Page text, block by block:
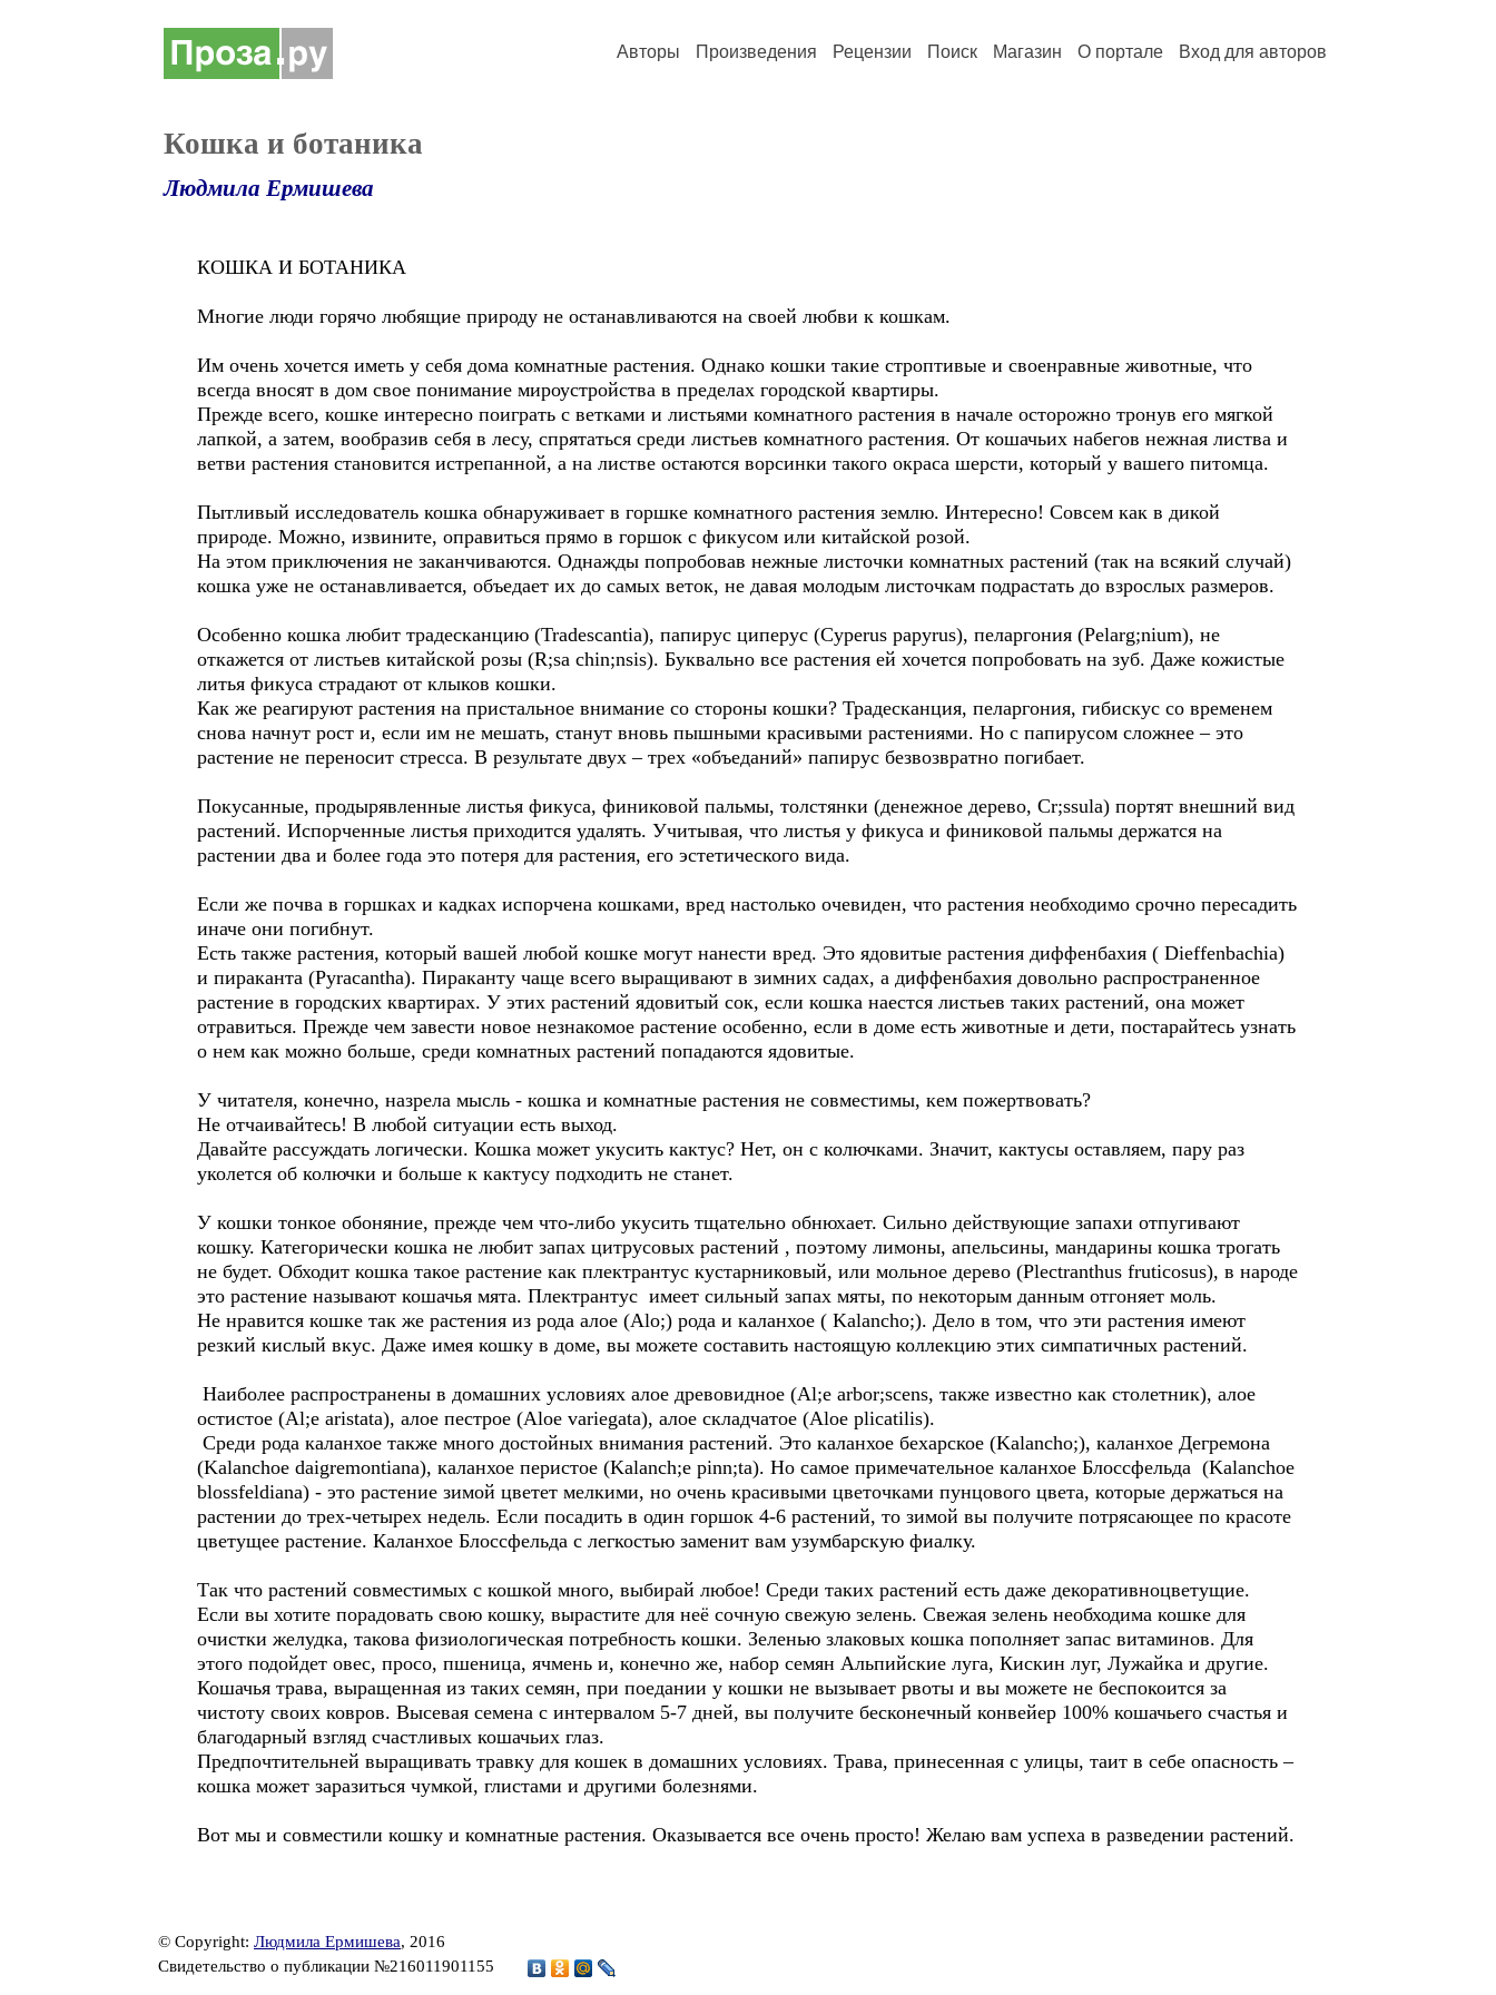
Авторы Произведения Рецензии Поиск Магазин О портале Вход для авторов
Кошка и ботаника
Людмила Ермишева
КОШКА И БОТАНИКА
Многие люди горячо любящие природу не останавливаются на своей любви к кошкам.
Им очень хочется иметь у себя дома комнатные растения. Однако кошки такие строптивые и своенравные животные, что
всегда вносят в дом свое понимание мироустройства в пределах городской квартиры.
Прежде всего, кошке интересно поиграть с ветками и листьями комнатного растения в начале осторожно тронув его мягкой
лапкой, а затем, вообразив себя в лесу, спрятаться среди листьев комнатного растения. От кошачьих набегов нежная листва и
ветви растения становится истрепанной, а на листве остаются ворсинки такого окраса шерсти, который у вашего питомца.
Пытливый исследователь кошка обнаруживает в горшке комнатного растения землю. Интересно! Совсем как в дикой
природе. Можно, извините, оправиться прямо в горшок с фикусом или китайской розой.
На этом приключения не заканчиваются. Однажды попробовав нежные листочки комнатных растений (так на всякий случай)
кошка уже не останавливается, объедает их до самых веток, не давая молодым листочкам подрастать до взрослых размеров.
Особенно кошка любит традесканцию (Tradescantia), папирус циперус (Cyperus papyrus), пеларгония (Pelarg;nium), не
откажется от листьев китайской розы (R;sa chin;nsis). Буквально все растения ей хочется попробовать на зуб. Даже кожистые
литья фикуса страдают от клыков кошки.
Как же реагируют растения на пристальное внимание со стороны кошки? Традесканция, пеларгония, гибискус со временем
снова начнут рост и, если им не мешать, станут вновь пышными красивыми растениями. Но с папирусом сложнее – это
растение не переносит стресса. В результате двух – трех «объеданий» папирус безвозвратно погибает.
Покусанные, продырявленные листья фикуса, финиковой пальмы, толстянки (денежное дерево, Cr;ssula) портят внешний вид
растений. Испорченные листья приходится удалять. Учитывая, что листья у фикуса и финиковой пальмы держатся на
растении два и более года это потеря для растения, его эстетического вида.
Если же почва в горшках и кадках испорчена кошками, вред настолько очевиден, что растения необходимо срочно пересадить
иначе они погибнут.
Есть также растения, который вашей любой кошке могут нанести вред. Это ядовитые растения диффенбахия ( Dieffenbachia)
и пираканта (Pyracantha). Пираканту чаще всего выращивают в зимних садах, а диффенбахия довольно распространенное
растение в городских квартирах. У этих растений ядовитый сок, если кошка наестся листьев таких растений, она может
отравиться. Прежде чем завести новое незнакомое растение особенно, если в доме есть животные и дети, постарайтесь узнать
о нем как можно больше, среди комнатных растений попадаются ядовитые.
У читателя, конечно, назрела мысль - кошка и комнатные растения не совместимы, кем пожертвовать?
Не отчаивайтесь! В любой ситуации есть выход.
Давайте рассуждать логически. Кошка может укусить кактус? Нет, он с колючками. Значит, кактусы оставляем, пару раз
уколется об колючки и больше к кактусу подходить не станет.
У кошки тонкое обоняние, прежде чем что-либо укусить тщательно обнюхает. Сильно действующие запахи отпугивают
кошку. Категорически кошка не любит запах цитрусовых растений , поэтому лимоны, апельсины, мандарины кошка трогать
не будет. Обходит кошка такое растение как плектрантус кустарниковый, или мольное дерево (Plectranthus fruticosus), в народе
это растение называют кошачья мята. Плектрантус имеет сильный запах мяты, по некоторым данным отгоняет моль.
Не нравится кошке так же растения из рода алое (Alo;) рода и каланхое ( Kalancho;). Дело в том, что эти растения имеют
резкий кислый вкус. Даже имея кошку в доме, вы можете составить настоящую коллекцию этих симпатичных растений.
Наиболее распространены в домашних условиях алое древовидное (Al;e arbor;scens, также известно как столетник), алое
остистое (Al;e aristata), алое пестрое (Aloe variegatа), алое складчатое (Aloe plicatilis).
Среди рода каланхое также много достойных внимания растений. Это каланхое бехарское (Kalancho;), каланхое Дегремона
(Kalanchoe daigremontiana), каланхое перистое (Kalanch;e pinn;ta). Но самое примечательное каланхое Блоссфельда (Kalanchoe
blossfeldiana) - это растение зимой цветет мелкими, но очень красивыми цветочками пунцового цвета, которые держаться на
растении до трех-четырех недель. Если посадить в один горшок 4-6 растений, то зимой вы получите потрясающее по красоте
цветущее растение. Каланхое Блоссфельда с легкостью заменит вам узумбарскую фиалку.
Так что растений совместимых с кошкой много, выбирай любое! Среди таких растений есть даже декоративноцветущие.
Если вы хотите порадовать свою кошку, вырастите для неё сочную свежую зелень. Свежая зелень необходима кошке для
очистки желудка, такова физиологическая потребность кошки. Зеленью злаковых кошка пополняет запас витаминов. Для
этого подойдет овес, просо, пшеница, ячмень и, конечно же, набор семян Альпийские луга, Кискин луг, Лужайка и другие.
Кошачья трава, выращенная из таких семян, при поедании у кошки не вызывает рвоты и вы можете не беспокоится за
чистоту своих ковров. Высевая семена с интервалом 5-7 дней, вы получите бесконечный конвейер 100% кошачьего счастья и
благодарный взгляд счастливых кошачьих глаз.
Предпочтительней выращивать травку для кошек в домашних условиях. Трава, принесенная с улицы, таит в себе опасность –
кошка может заразиться чумкой, глистами и другими болезнями.
Вот мы и совместили кошку и комнатные растения. Оказывается все очень просто! Желаю вам успеха в разведении растений.
© Copyright: Людмила Ермишева, 2016
Свидетельство о публикации №216011901155